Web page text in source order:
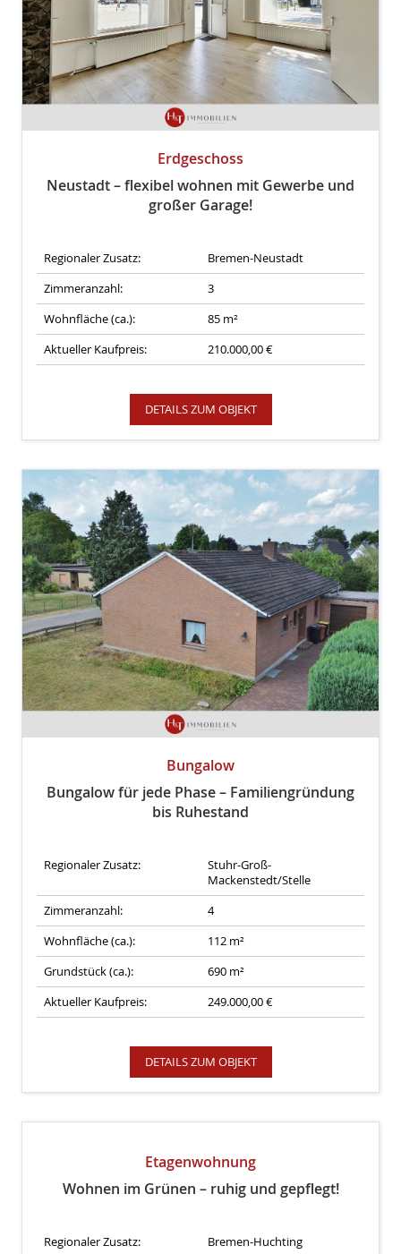
Erdgeschoss
Neustadt – flexibel wohnen mit Gewerbe und
großer Garage!
Regionaler Zusatz:
Bremen-Neustadt
Zimmeranzahl:
3
Wohnfläche (ca.):
85 m²
Aktueller Kaufpreis:
210.000,00 €
DETAILS ZUM OBJEKT
Bungalow
Bungalow für jede Phase – Familiengründung
bis Ruhestand
Regionaler Zusatz:
Stuhr-Groß-
Mackenstedt/Stelle
Zimmeranzahl:
4
Wohnfläche (ca.):
112 m²
Grundstück (ca.):
690 m²
Aktueller Kaufpreis:
249.000,00 €
DETAILS ZUM OBJEKT
Etagenwohnung
Wohnen im Grünen – ruhig und gepflegt!
Regionaler Zusatz: Bremen-Huchting